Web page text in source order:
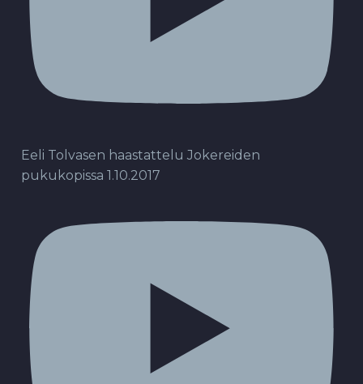
Eeli Tolvasen haastattelu Jokereiden
pukukopissa 1.10.2017